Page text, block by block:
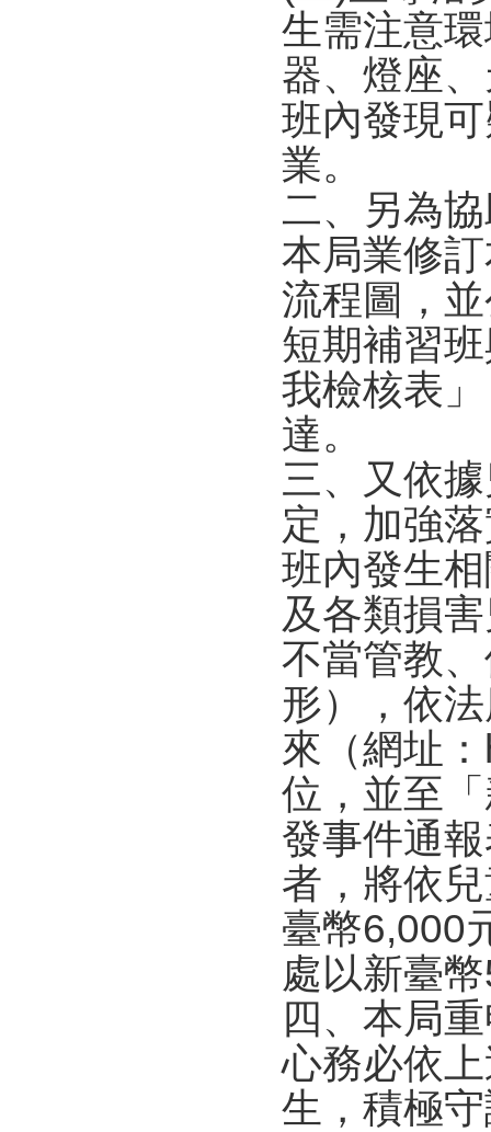
生需注意
器、燈座
班內發現
業。
二、另為
本局業修
流程圖，
短期補習
我檢核表
達。
三、又依
定，加強
班內發生
及各類損
不當管教
形），依
來（網址
位，並至
發事件通
者，將依
臺幣6,000
處以新臺
四、本局
心務必依
生，積極